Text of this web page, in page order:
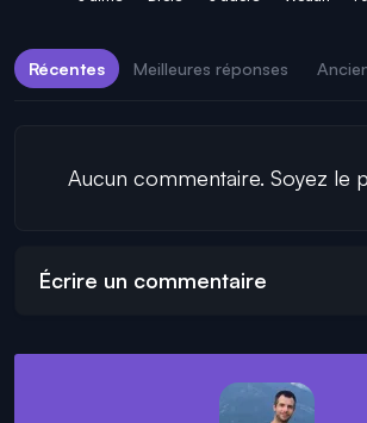
Récentes Meilleures réponses
Aucun commentaire. Soyez le
Écrire un commentaire